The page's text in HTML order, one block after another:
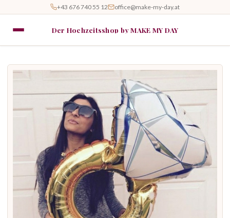
+43 676 740 55 12 office@make-my-day.at
Der Hochzeitsshop by MAKE MY DAY